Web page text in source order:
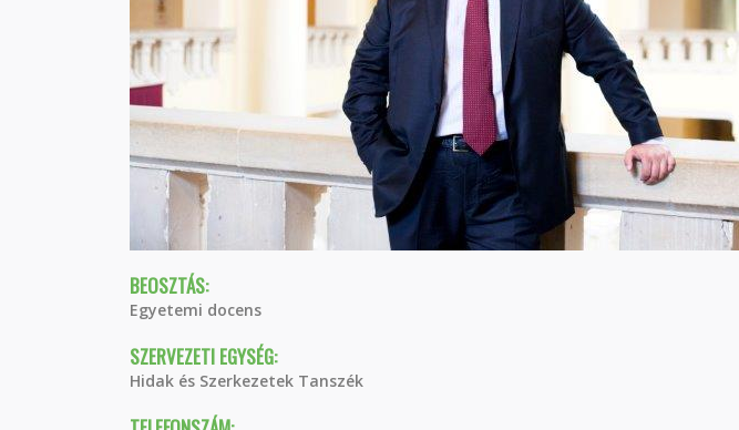
BEOSZTÁS:
Egyetemi docens
SZERVEZETI EGYSÉG:
Hidak és Szerkezetek Tanszék